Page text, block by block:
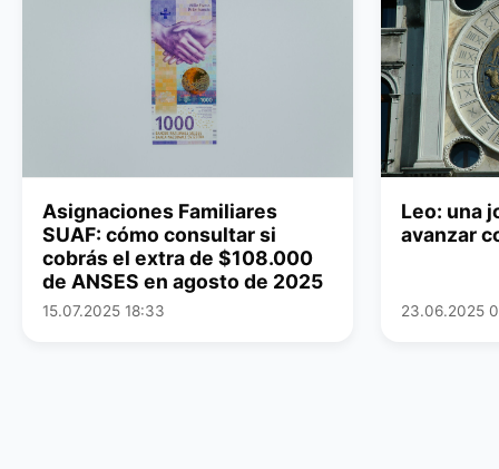
Asignaciones Familiares
SUAF: cómo consultar si
cobrás el extra de $108.000
de ANSES en agosto de 2025
15.07.2025 18:33
Leo: una
avanzar
23.06.2025